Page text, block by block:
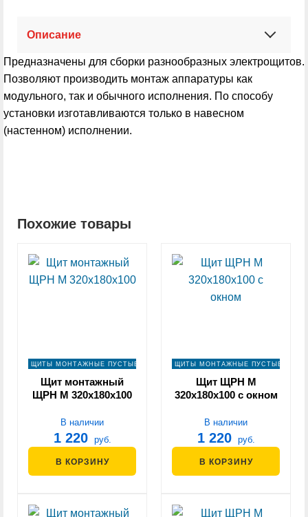
Описание
Предназначены для сборки разнообразных электрощитов.
Позволяют производить монтаж аппаратуры как
модульного, так и обычного исполнения. По способу
установки изготавливаются только в навесном
(настенном) исполнении.
Похожие товары
ЩИТЫ МОНТАЖНЫЕ ПУСТЫЕ
Щит монтажный
ЩРН М 320х180х100
В наличии
1 220 руб.
В КОРЗИНУ
ЩИТЫ МОНТАЖНЫЕ ПУСТЫЕ
Щит ЩРН М
320х180х100 с окном
В наличии
1 220 руб.
В КОРЗИНУ